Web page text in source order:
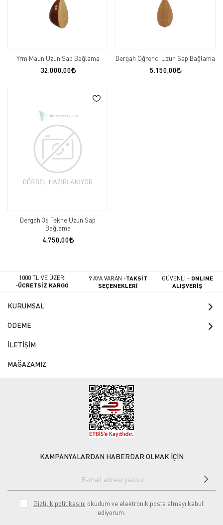
Yrm Maun Uzun Sap Bağlama
32.000,00
Dergah Öğrenci Uzun Sap Bağlama
5.150,00
Dergah 36 Tekne Uzun Sap
Bağlama
4.750,00
1000 TL VE ÜZERİ
-ÜCRETSİZ KARGO
9 AYA VARAN -TAKSİT
SEÇENEKLERİ
GÜVENLİ - ONLINE
ALIŞVERİŞ
KURUMSAL
ÖDEME
İLETİŞİM
MAĞAZAMIZ
KAMPANYALARDAN HABERDAR OLMAK İÇİN
Gizlilik politikasını okudum ve elektronik posta almayı kabul
ediyorum.